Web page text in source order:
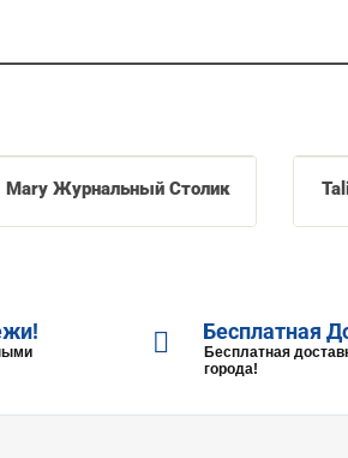
Mary Журнальный Столик
Бесплатная
Бесплатная
города!